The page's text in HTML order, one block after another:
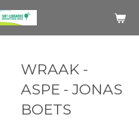
WRAAK -
ASPE - JONAS
BOETS